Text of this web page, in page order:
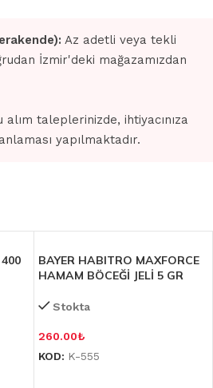
Az adetli veya tekli
İzmir'deki mağazamızdan
alım taleplerinizde, ihtiyacınıza
yapılmaktadır.
BAYER HABITRO MAXFORCE
HAMAM BÖCEĞİ JELİ 5 GR
Stokta
260.00₺
KOD: K-555